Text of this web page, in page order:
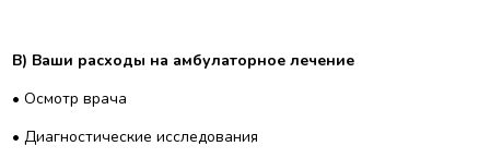
B) Ваши расходы на амбулаторное лечение
• Осмотр врача
• Диагностические исследования